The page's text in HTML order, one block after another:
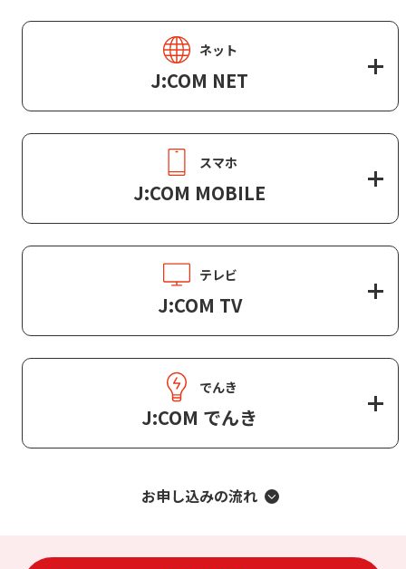
ネット
J:COM NET
スマホ
J:COM MOBILE
テレビ
J:COM TV
でんき
J:COM でんき
お申し込みの流れ